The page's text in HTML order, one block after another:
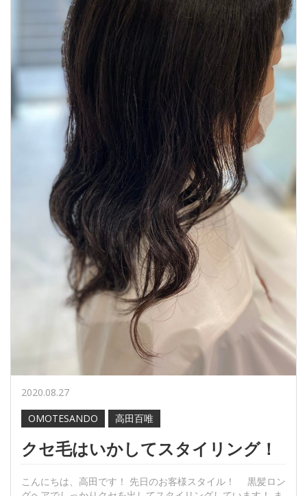
2020.08.27
OMOTESANDO
高田百唯
クセ毛はいかしてスタイリング！
こんにちは、高田です！ 先日のお客様スタイル！ 黒髪ロン